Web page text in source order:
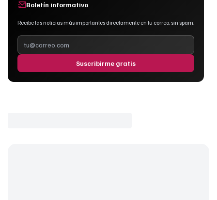
Boletín informativo
Recibe las noticias más importantes directamente en tu correo, sin spam.
Suscribirme gratis